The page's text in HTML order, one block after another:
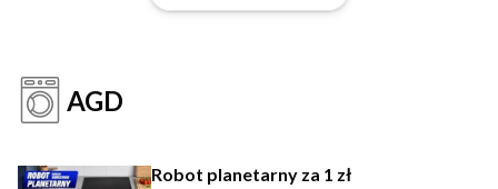
AGD
Robot planetarny za 1 zł